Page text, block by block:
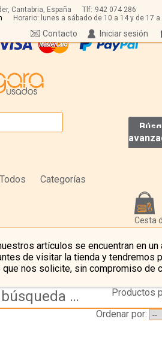
Cantabria, España Tlf: 942 074 286
Horario: lunes a sábado de 10 a 14 y de 17 a
Iniciar sesión
Contacto
Todos Categorías
Cesta
artículos se encuentran en un
de visitar la tienda y tendremos
que nos solicite, sin compromiso de
Resultado de la búsqueda de autor schumacher,-e.f.
Productos
Ordenar por: